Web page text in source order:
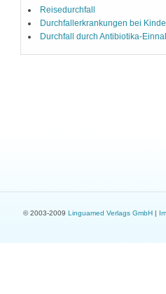
Reisedurchfall
Durchfallerkrankungen bei
Durchfall durch Antibiotika-
© 2003-2009 Linguamed Verlags GmbH|